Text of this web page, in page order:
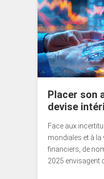
Placer son
devise
Face aux
mondiales et à
financiers, de
2025 envisagent